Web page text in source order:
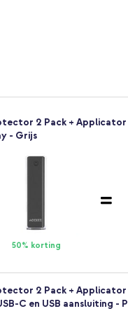
2 Pack + Applicator
- Grijs
50% korting
2 Pack + Applicator
C en USB aansluiting -